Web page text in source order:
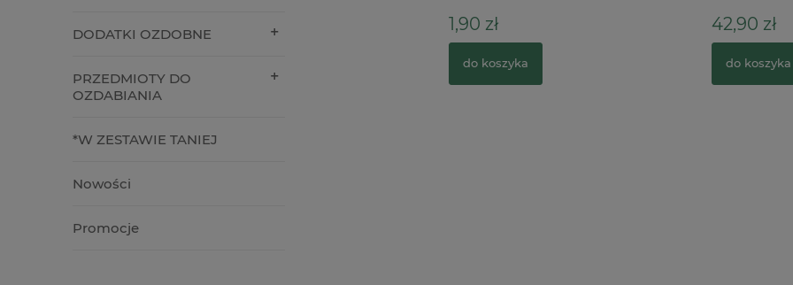
DODATKI OZDOBNE
PRZEDMIOTY DO
OZDABIANIA
*W ZESTAWIE TANIEJ
Nowości
Promocje